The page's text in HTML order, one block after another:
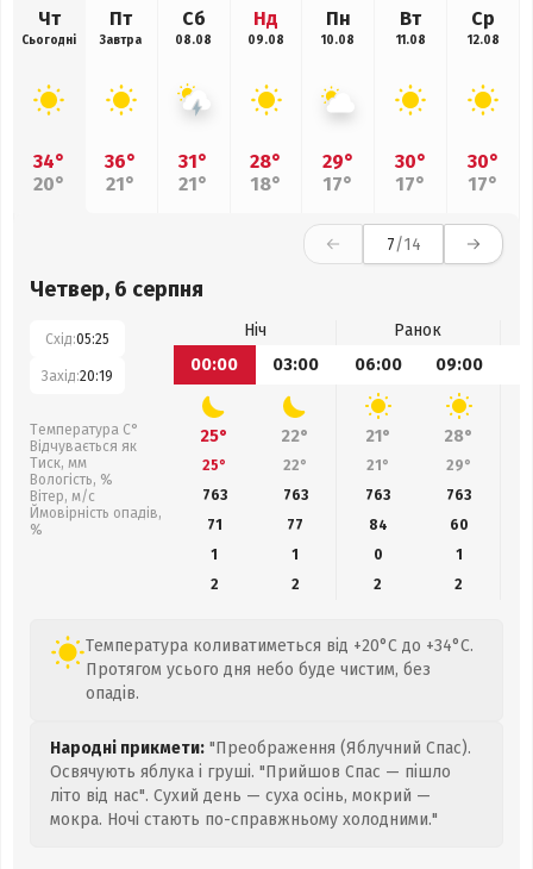
Чт
Сьогодні
34°
20°
Пт
Завтра
36°
21°
Сб
08.08
31°
21°
Нд
09.08
28°
18°
Пн
10.08
29°
17°
Вт
11.08
30°
17°
Ср
12.08
30°
17°
7/14
Четвер, 6 серпня
Схід:05:25
Захід:20:19
Температура С°
Відчувається як
Тиск, мм
Вологість, %
Вітер, м/с
Ймовірність опадів,
%
Ніч
Ранок
00:00
03:00 06:00 09:00
25° 22° 21° 28°
25° 22° 21° 29°
763
763 763 763
71
77 84 60
1
1 0
1
2
2 2 2
Температура коливатиметься від +20°C до +34°C.
Протягом усього дня небо буде чистим, без
опадів.
Народні прикмети: "Преображення (Яблучний Спас).
Освячують яблука і груші. "Прийшов Спас — пішло
літо від нас". Сухий день — суха осінь, мокрий —
мокра. Ночі стають по-справжньому холодними."